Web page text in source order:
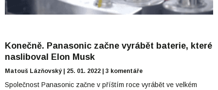
Konečně. Panasonic začne vyrábět baterie, které
nasliboval Elon Musk
Matouš Lázňovský 25. 01. 2022 3 komentáře
Společnost Panasonic začne v příštím roce vyrábět ve velkém